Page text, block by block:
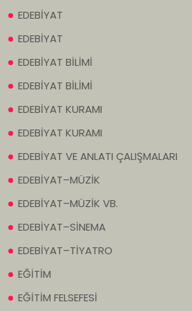
EDEBİYAT
EDEBİYAT
EDEBİYAT BİLİMİ
EDEBİYAT BİLİMİ
EDEBİYAT KURAMI
EDEBİYAT KURAMI
EDEBİYAT VE ANLATI ÇALIŞMALARI
EDEBİYAT–MÜZİK
EDEBİYAT–MÜZİK VB.
EDEBİYAT–SİNEMA
EDEBİYAT–TİYATRO
EĞİTİM
EĞİTİM FELSEFESİ